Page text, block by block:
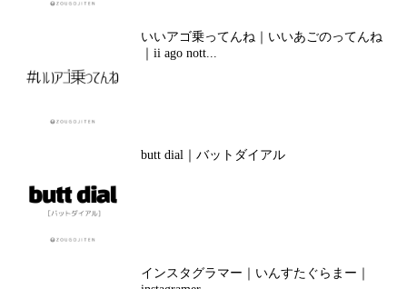
いいアゴ乗ってんね｜いいあごのってんね
｜ii ago nott...
butt dial｜バットダイアル
インスタグラマー｜いんすたぐらまー｜